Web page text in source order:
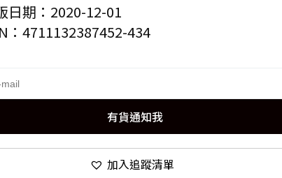
日期：2020-12-01
：4711132387452-434
有貨通知我
加入追蹤清單